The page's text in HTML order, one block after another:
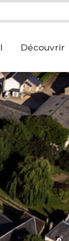
:
Découvrir